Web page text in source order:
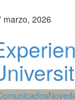
marzo, 2026